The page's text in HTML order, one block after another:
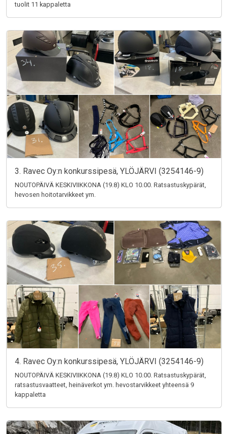
tuolit 11 kappaletta
3. Ravec Oy:n konkurssipesä, YLÖJÄRVI (3254146-9)
NOUTOPÄIVÄ KESKIVIIKKONA (19.8) KLO 10.00. Ratsastuskypärät,
hevosen hoitotarvikkeet ym.
4. Ravec Oy:n konkurssipesä, YLÖJÄRVI (3254146-9)
NOUTOPÄIVÄ KESKIVIIKKONA (19.8) KLO 10.00. Ratsastuskypärät,
ratsastusvaatteet, heinäverkot ym. hevostarvikkeet yhteensä 9
kappaletta